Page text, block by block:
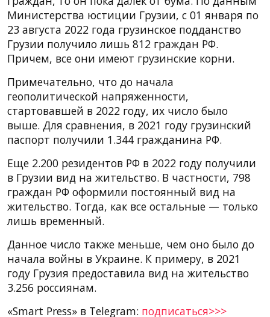
Министерства юстиции Грузии, с 01 января по
23 августа 2022 года грузинское подданство
Грузии получило лишь 812 граждан РФ.
Причем, все они имеют грузинские корни.
Примечательно, что до начала
геополитической напряженности,
стартовавшей в 2022 году, их число было
выше. Для сравнения, в 2021 году грузинский
паспорт получили 1.344 гражданина РФ.
Еще 2.200 резидентов РФ в 2022 году получили
в Грузии вид на жительство. В частности, 798
граждан РФ оформили постоянный вид на
жительство. Тогда, как все остальные — только
лишь временный.
Данное число также меньше, чем оно было до
начала войны в Украине. К примеру, в 2021
году Грузия предоставила вид на жительство
3.256 россиянам.
«Smart Press» в Telegram: подписаться>>>